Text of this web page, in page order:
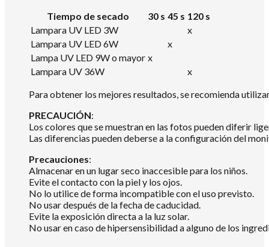
Tiempo de secado
30 s 45 s 120 s
Lampara UV LED 3W
x
Lampara UV LED 6W
x
Lampa UV LED 9W o mayor x
Lampara UV 36W
x
Para obtener los mejores resultados, se recomienda
PRECAUCIÓN:
Los colores que se muestran en las fotos pueden diferir
Las diferencias pueden deberse a la configuración del
Precauciones:
Almacenar en un lugar seco inaccesible para los niños.
Evite el contacto con la piel y los ojos.
No lo utilice de forma incompatible con el uso previsto.
No usar después de la fecha de caducidad.
Evite la exposición directa a la luz solar.
No usar en caso de hipersensibilidad a alguno de los